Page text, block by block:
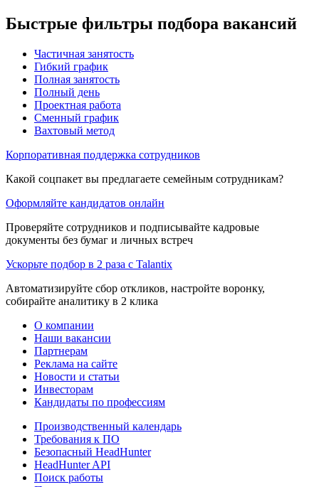
Быстрые фильтры подбора вакансий
Частичная занятость
Гибкий график
Полная занятость
Полный день
Проектная работа
Сменный график
Вахтовый метод
Корпоративная поддержка сотрудников
Какой соцпакет вы предлагаете семейным сотрудникам?
Оформляйте кандидатов онлайн
Проверяйте сотрудников и подписывайте кадровые
документы без бумаг и личных встреч
Ускорьте подбор в 2 раза с Talantix
Автоматизируйте сбор откликов, настройте воронку,
собирайте аналитику в 2 клика
О компании
Наши вакансии
Партнерам
Реклама на сайте
Новости и статьи
Инвесторам
Кандидаты по профессиям
Производственный календарь
Требования к ПО
Безопасный HeadHunter
HeadHunter API
Поиск работы